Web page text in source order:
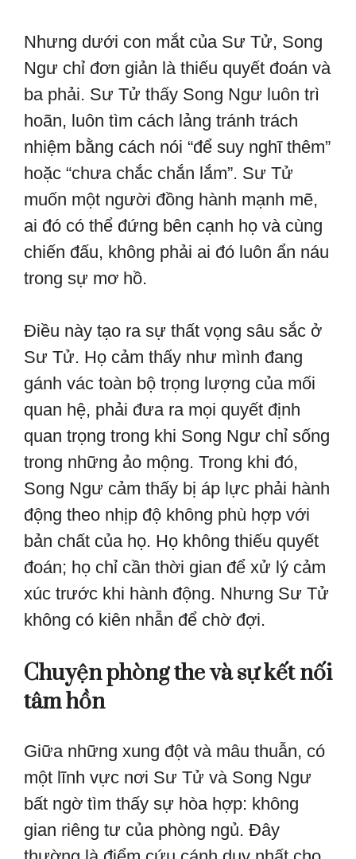
Nhưng dưới con mắt của Sư Tử, Song
Ngư chỉ đơn giản là thiếu quyết đoán và
ba phải. Sư Tử thấy Song Ngư luôn trì
hoãn, luôn tìm cách lảng tránh trách
nhiệm bằng cách nói “để suy nghĩ thêm”
hoặc “chưa chắc chắn lắm”. Sư Tử
muốn một người đồng hành mạnh mẽ,
ai đó có thể đứng bên cạnh họ và cùng
chiến đấu, không phải ai đó luôn ẩn náu
trong sự mơ hồ.
Điều này tạo ra sự thất vọng sâu sắc ở
Sư Tử. Họ cảm thấy như mình đang
gánh vác toàn bộ trọng lượng của mối
quan hệ, phải đưa ra mọi quyết định
quan trọng trong khi Song Ngư chỉ sống
trong những ảo mộng. Trong khi đó,
Song Ngư cảm thấy bị áp lực phải hành
động theo nhịp độ không phù hợp với
bản chất của họ. Họ không thiếu quyết
đoán; họ chỉ cần thời gian để xử lý cảm
xúc trước khi hành động. Nhưng Sư Tử
không có kiên nhẫn để chờ đợi.
Chuyện phòng the và sự kết nối
tâm hồn
Giữa những xung đột và mâu thuẫn, có
một lĩnh vực nơi Sư Tử và Song Ngư
bất ngờ tìm thấy sự hòa hợp: không
gian riêng tư của phòng ngủ. Đây